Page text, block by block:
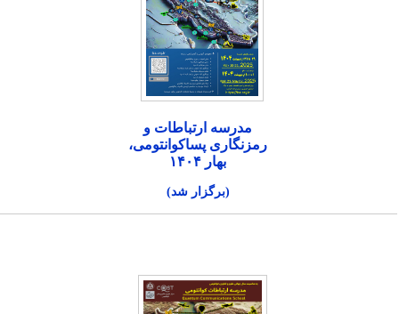
مدرسه ارتباطات و
رمزنگاری پساکوانتومی،
بهار ۱۴۰۴
(برگزار شد)